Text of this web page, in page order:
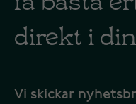
direkt i
Vi skickar